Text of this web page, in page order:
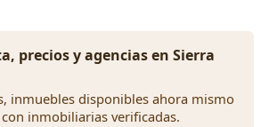
precios y agencias en Sierra
inmuebles disponibles ahora mismo
inmobiliarias verificadas.